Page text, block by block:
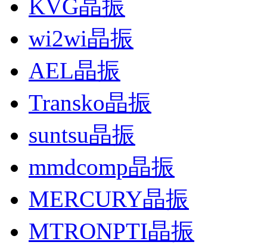
KVG晶振
wi2wi晶振
AEL晶振
Transko晶振
suntsu晶振
mmdcomp晶振
MERCURY晶振
MTRONPTI晶振